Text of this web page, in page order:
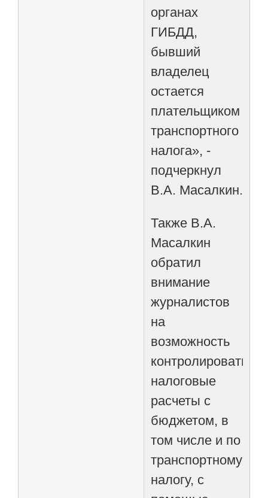
органах
ГИБДД,
бывший
владелец
остается
плательщиком
транспортного
налога», -
подчеркнул
В.А. Масалкин.
Также В.А.
Масалкин
обратил
внимание
журналистов
на
возможность
контролировать
налоговые
расчеты с
бюджетом, в
том числе и по
транспортному
налогу, с